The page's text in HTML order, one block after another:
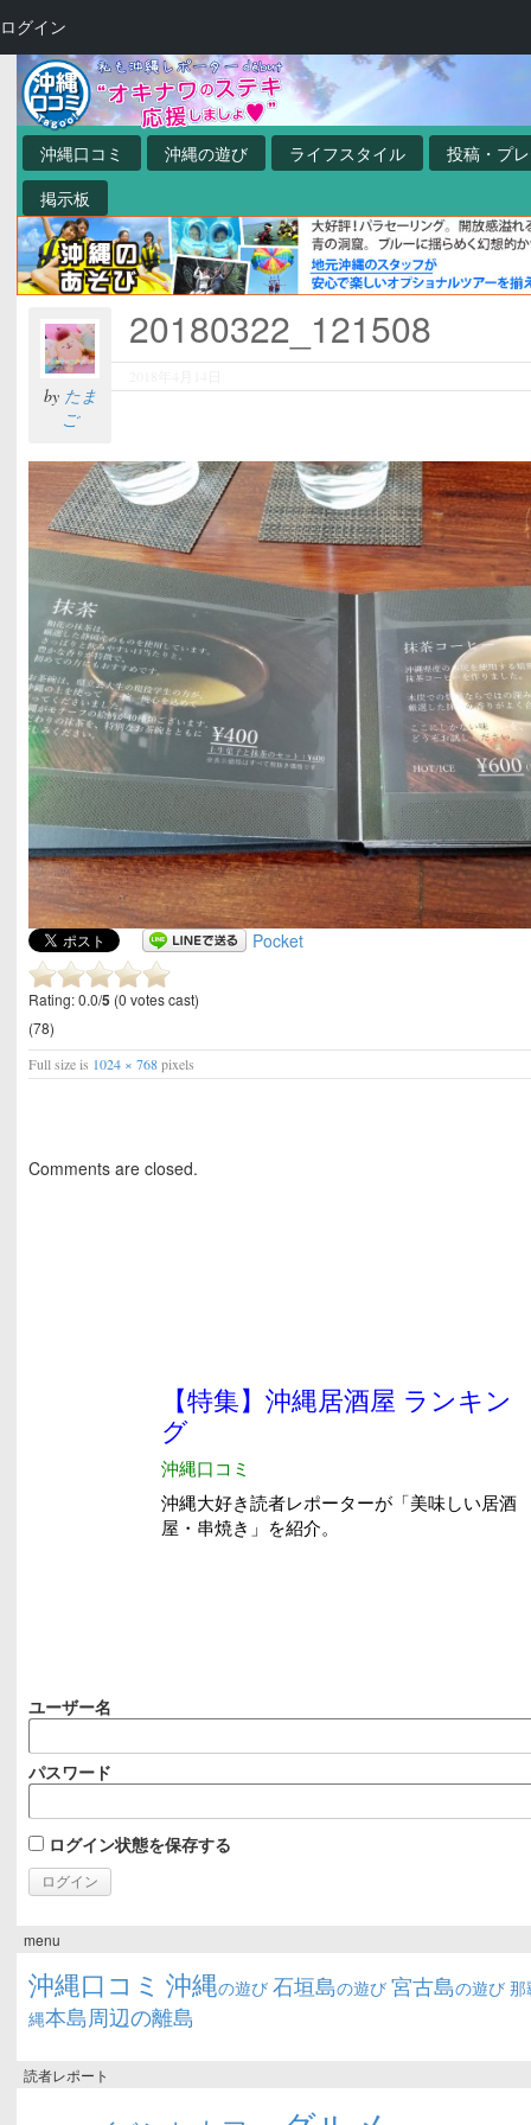
沖縄口コミ 沖縄の遊び ライフスタイル
投稿・プ
掲示板
by たま
ご
20180322_121508
Pocket
Rating: 0.0/5 (0 votes cast)
(78)
Full size is 1024 × 768pixels
Comments are closed.
ユーザー名
パスワード
ログイン状態を保存する
menu
沖縄口コミ 沖縄の遊び 石垣島の遊び 宮古島の遊び 那
縄本島周辺の離島
読者レポート
ログイン